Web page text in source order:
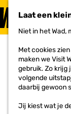
Laat een
Niet in het Wad,
Met cookies
maken we Visit
gebruik. Zo krijg
volgende
daarbij gewoon
Jij kiest wat je
G